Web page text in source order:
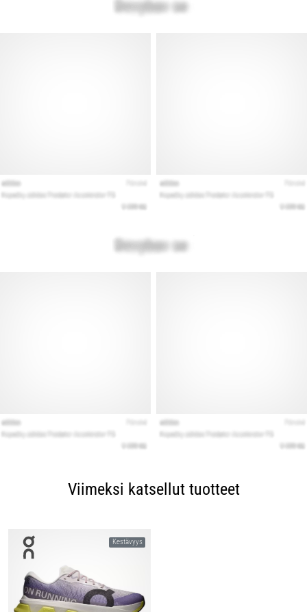
Viimeksi katsellut tuotteet
Kestävyys